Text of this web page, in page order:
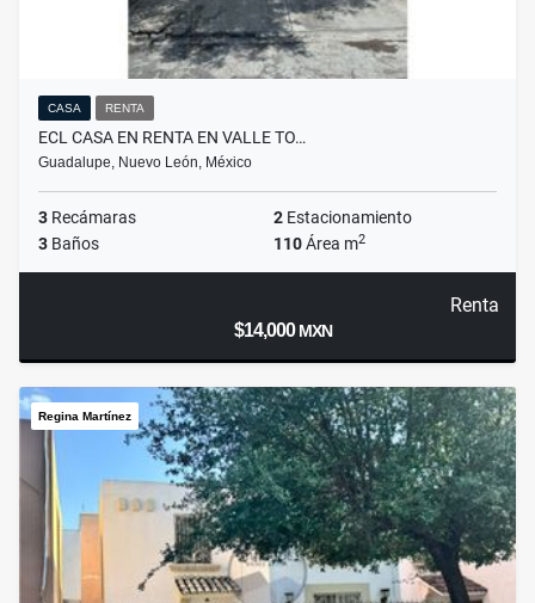
CASA RENTA
ECL CASA EN RENTA EN VALLE TO…
Guadalupe, Nuevo León, México
3 Recámaras 2 Estacionamiento
3 Baños 110Área m2
Renta
$14,000MXN
Regina Martínez